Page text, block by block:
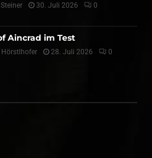
30. Juli 2026 0
Aincrad im Test
Hörstlhofer 28. Juli 2026 0